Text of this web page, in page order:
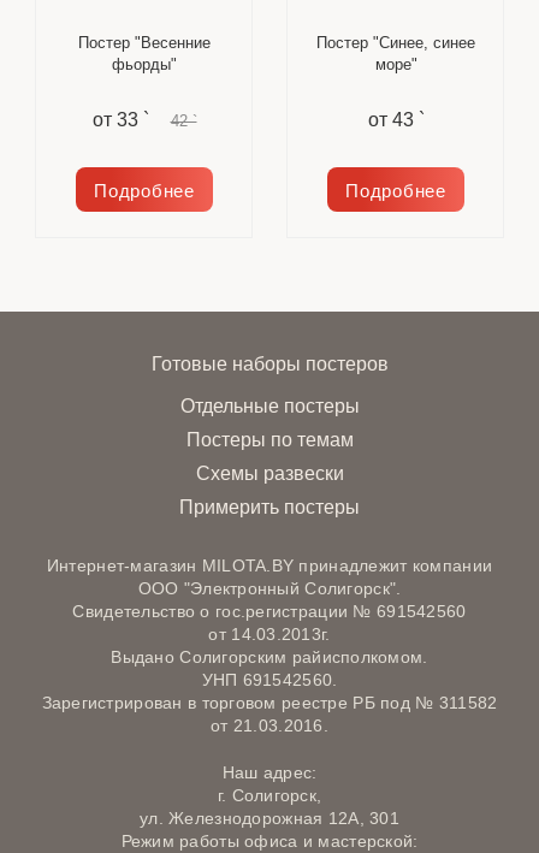
Постер "Весенние
фьорды"
от 33 ` 42 `
Подробнее
Постер "Синее, синее
море"
от 43 `
Подробнее
Готовые наборы постеров
Отдельные постеры
Постеры по темам
Схемы развески
Примерить постеры
Интернет-магазин MILOTA.BY принадлежит компании
ООО "Электронный Солигорск".
Свидетельство о гос.регистрации № 691542560
от 14.03.2013г.
Выдано Солигорским райисполкомом.
УНП 691542560.
Зарегистрирован в торговом реестре РБ под № 311582
от 21.03.2016.
Наш адрес:
г. Солигорск,
ул. Железнодорожная 12А, 301
Режим работы офиса и мастерской: